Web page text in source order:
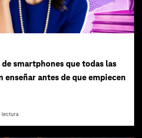
smartphones que todas las
enseñar antes de que empiecen
lectura